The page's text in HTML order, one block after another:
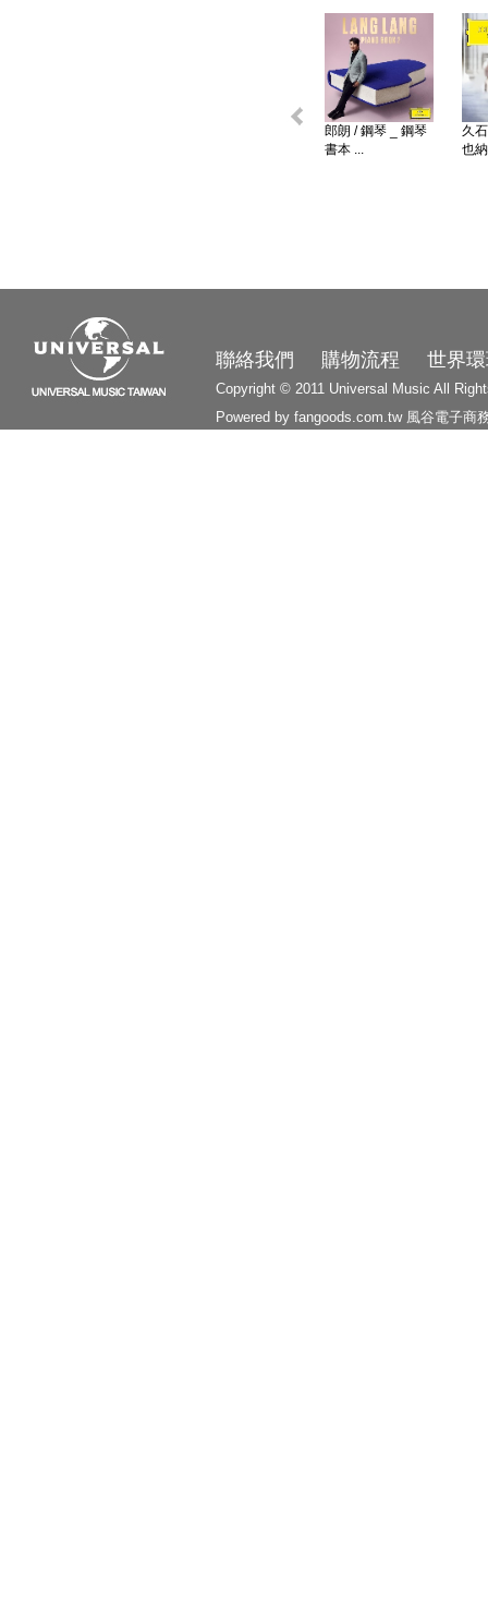
郎朗 / 鋼琴 _ 鋼琴
書本 ...
久
也
聯絡我們 購物流程 世界
Copyright © 2011 Universal Music All
Powered by fangoods.com.tw 風谷電子商